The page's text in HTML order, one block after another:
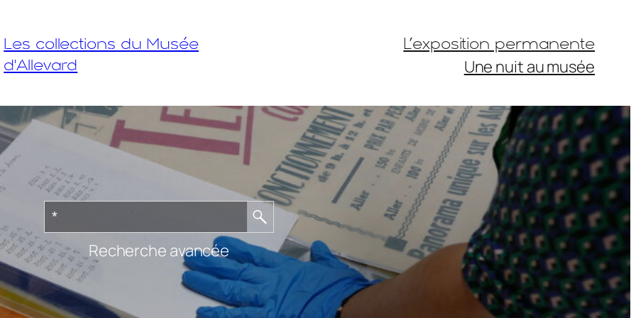
Les collections du Musée
d'Allevard
L’exposition permanente
Une nuit au musée
Recherche avancée